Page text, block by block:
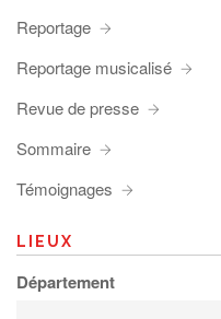
Reportage
Reportage musicalisé
Revue de presse
Sommaire
Témoignages
LIEUX
Département